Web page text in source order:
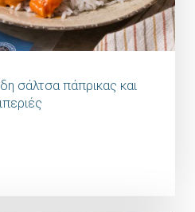
σάλτσα πάπρικας και